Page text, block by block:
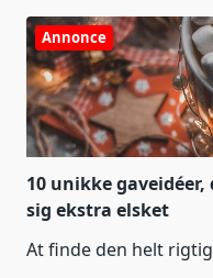
Annonce
10 unikke
sig ekstra elsket
At finde den helt